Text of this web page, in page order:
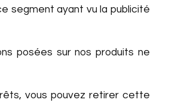
segment ayant vu la publicité
posées sur nos produits ne
vous pouvez retirer cette